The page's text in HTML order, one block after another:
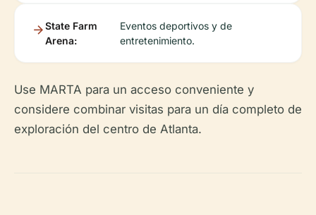
State Farm
Arena:
Eventos deportivos y de
entretenimiento.
Use MARTA para un acceso conveniente y
considere combinar visitas para un día completo de
exploración del centro de Atlanta.